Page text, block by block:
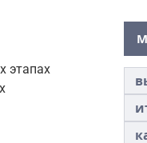
этапах